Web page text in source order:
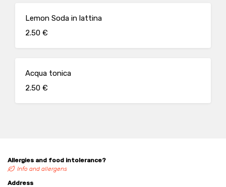
Lemon Soda in lattina
2.50 €
Acqua tonica
2.50 €
Allergies and food intolerance?
Info and allergens
Address